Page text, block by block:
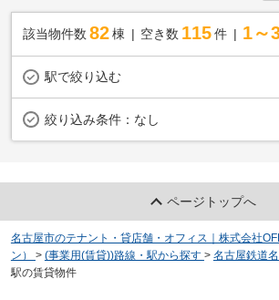
該当物件数 82棟 空き数 115 件 1～
駅で絞り込む
絞り込み条件： なし
ページトップへ
名古屋市のテナント・貸店舗・オフィス｜株式会社
ン）
> (事業用(賃貸))路線・駅から探す > 名古屋鉄道
駅の賃貸物件